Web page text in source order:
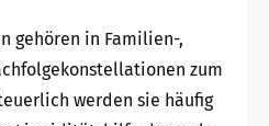
gehören in Familien-,
zum
werden sie häufig